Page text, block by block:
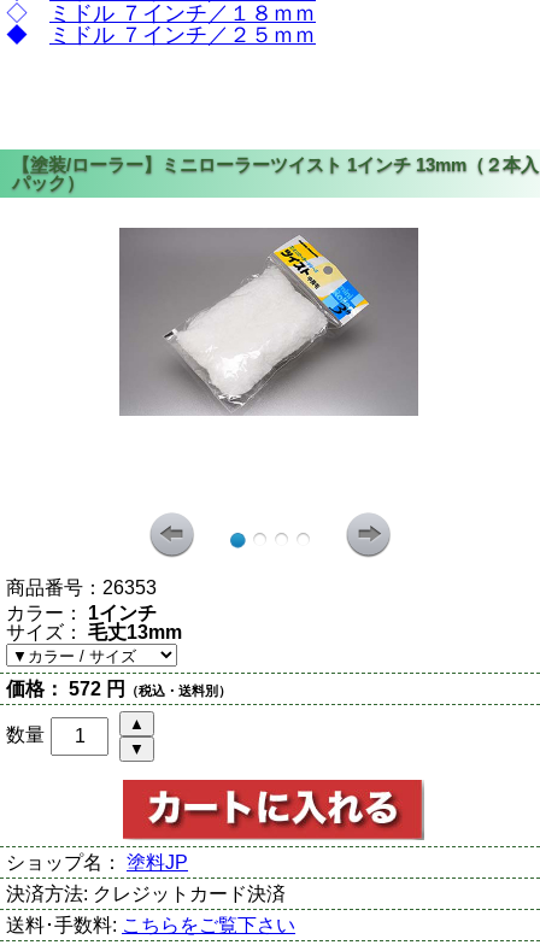
◇
ミドル ７インチ／１８ｍｍ
◆
ミドル ７インチ／２５ｍｍ
商品番号： 26353
カラー：
1インチ
サイズ：
毛丈13mm
価格： 572 円 （税込・送料別）
数量
ショップ名： 塗料JP
決済方法: クレジットカード決済
送料･手数料: こちらをご覧下さい